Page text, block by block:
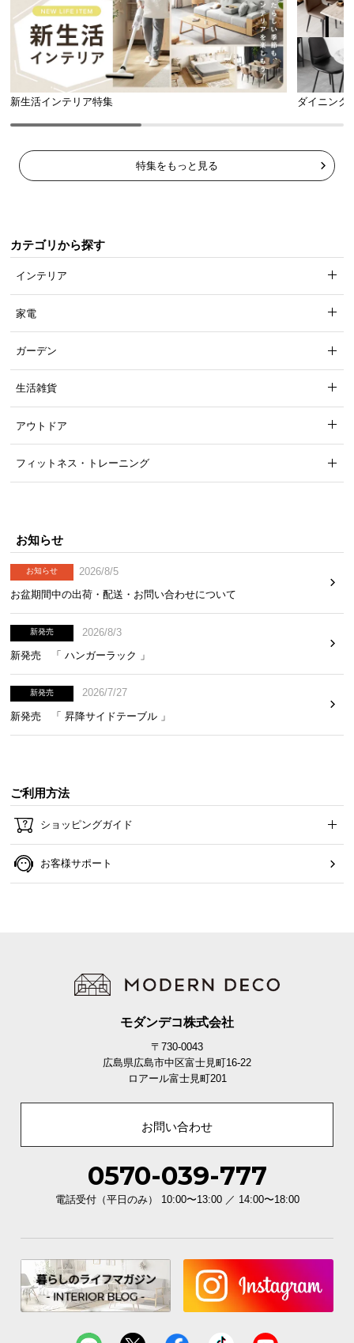
新生活インテリア特集 ダイニング
特集をもっと見る
カテゴリから探す
インテリア
家電
ガーデン
生活雑貨
アウトドア
フィットネス・トレーニング
お知らせ
お知らせ
2026/8/5
お盆期間中の出荷・配送・お問い合わせについて
新発売
2026/8/3
新発売 「 ハンガーラック 」
新発売
2026/7/27
新発売 「 昇降サイドテーブル 」
ご利用方法
ショッピングガイド
お客様サポート
モダンデコ株式会社
〒730-0043
広島県広島市中区富士見町16-22
ロアール富士見町201
お問い合わせ
0570-039-777
電話受付（平日のみ） 10:00〜13:00 ／ 14:00〜18:00